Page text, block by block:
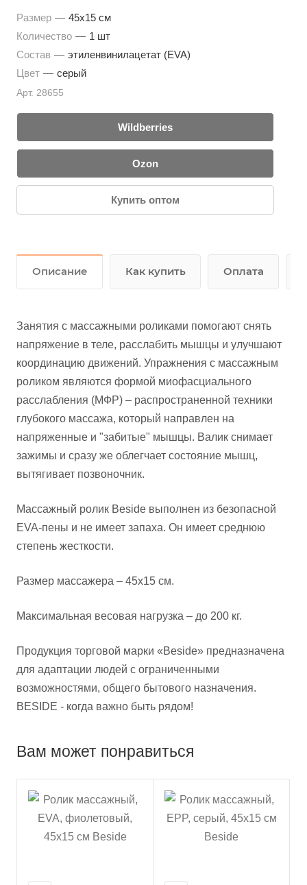
Размер — 45х15 см
Количество — 1 шт
Состав — этиленвинилацетат (EVA)
Цвет — серый
Арт. 28655
Wildberries
Ozon
Купить оптом
Описание Как купить Оплата
Занятия с массажными роликами помогают снять
напряжение в теле, расслабить мышцы и улучшают
координацию движений. Упражнения с массажным
роликом являются формой миофасциального
расслабления (МФР) – распространенной техники
глубокого массажа, который направлен на
напряженные и "забитые" мышцы. Валик снимает
зажимы и сразу же облегчает состояние мышц,
вытягивает позвоночник.
Массажный ролик Beside выполнен из безопасной
EVA-пены и не имеет запаха. Он имеет среднюю
степень жесткости.
Размер массажера – 45х15 см.
Максимальная весовая нагрузка – до 200 кг.
Продукция торговой марки «Beside» предназначена
для адаптации людей с ограниченными
возможностями, общего бытового назначения.
BESIDE - когда важно быть рядом!
Вам может понравиться